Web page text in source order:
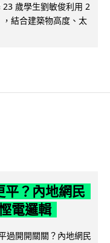
23 歲學生劉敏俊利用 2
結合建築物高度、太
平？內地網民
電邏輯
過開開關關？內地網民